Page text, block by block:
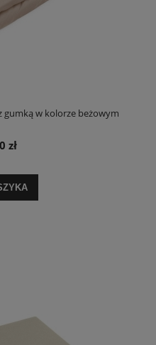
gumką w kolorze beżowym
zł